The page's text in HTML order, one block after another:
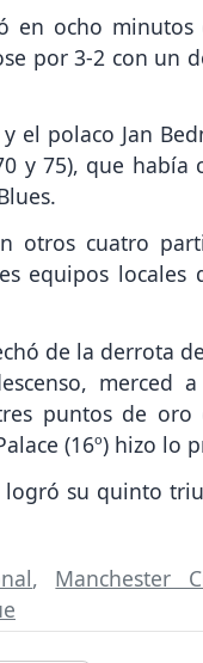
en ocho
por 3-2 con un
el polaco Jan
y 75), que
otros cuatro
equipos locales
de la derrota
merced
puntos de
(16º) hizo
su quinto
, Manchester